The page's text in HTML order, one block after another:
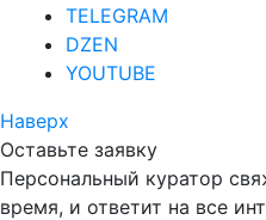
TELEGRAM
DZEN
YOUTUBE
Наверх
Оставьте заявку
Персональный куратор
время, и ответит на все